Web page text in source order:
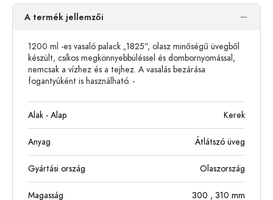
A termék jellemzői
1200 ml -es vasaló palack „1825”, olasz minőségű üvegből
készült, csíkos megkönnyebbüléssel és dombornyomással,
nemcsak a vízhez és a tejhez. A vasalás bezárása
fogantyúként is használható. -
Alak - Alap Kerek
Anyag Átlátszó üveg
Gyártási ország Olaszország
Magasság 300 , 310 mm